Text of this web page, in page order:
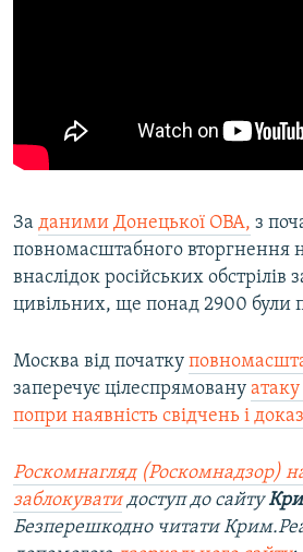
За даними Донецької ОВА, з
повномасштабного вторгнення
внаслідок російських обстрілів
цивільних, ще понад 2900 були
Москва від початку
заперечує цілеспрямовану
попри наявність свідчень і
Роскомнагляд (Роскомнадзор)
заблокуватидоступ до сайту
Безперешкодно читати